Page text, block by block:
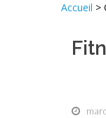
Accueil >